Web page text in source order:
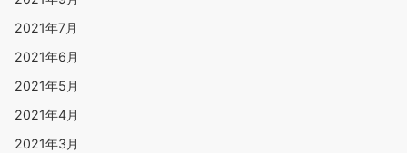
2021年7月
2021年6月
2021年5月
2021年4月
2021年3月